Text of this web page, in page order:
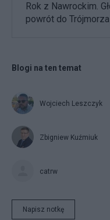
Rok z Nawrockim.
powrót do Trójmorza
Blogi na ten temat
Wojciech Leszczyk
Zbigniew Kuźmiuk
catrw
Napisz notkę